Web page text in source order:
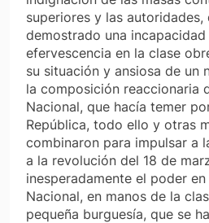
superiores y las autoridades,
demostrado una
efervescencia en la clase
su situación y ansiosa de un
la composición reaccionaria
Nacional, que hacía temer
República, todo ello y otras
combinaron para impulsar a
a la revolución del 18 de
inesperadamente el poder
Nacional, en manos de la
pequeña burguesía, que se